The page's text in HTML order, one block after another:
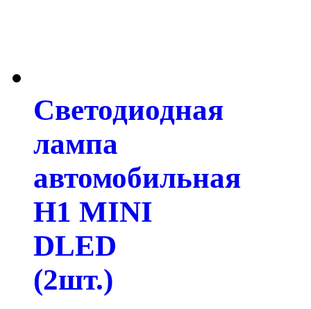
Светодиодная
лампа
автомобильная
H1 MINI
DLED
(2шт.)